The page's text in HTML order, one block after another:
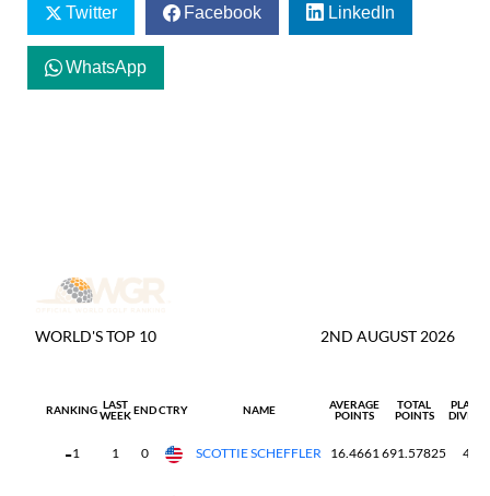
Twitter Facebook LinkedIn
WhatsApp